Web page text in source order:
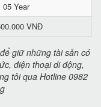
05 Year
VNĐ
giữ những tài sản có
điện thoại di động,
tôi qua Hotline 0982